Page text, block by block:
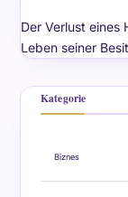
Der Verlust eines
Leben seiner
Kategorie
Biznes